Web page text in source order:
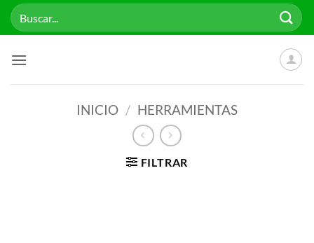
Saltar
Buscar
por:
INICIO / HERRAMIENTAS
FILTRAR